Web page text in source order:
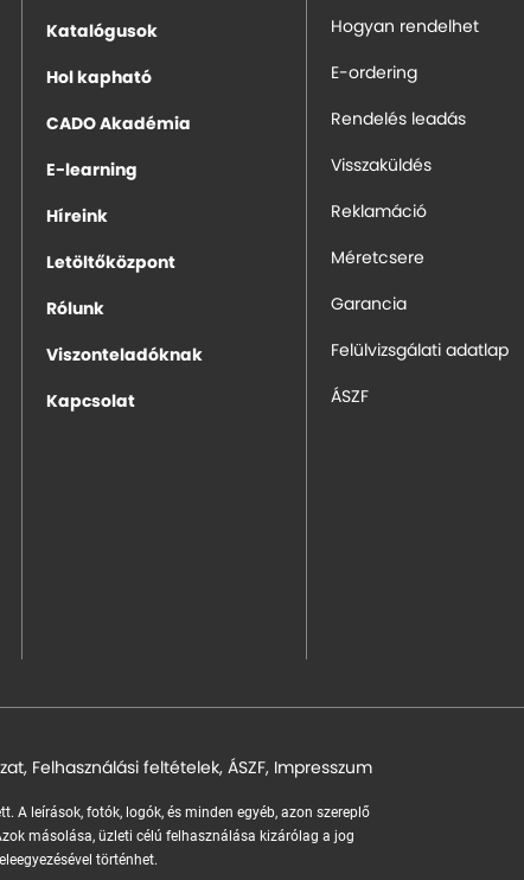
Katalógusok
Hol kapható
CADO Akadémia
E-learning
Híreink
Letöltőközpont
Rólunk
Viszonteladóknak
Kapcsolat
Hogyan rendelhet
E-ordering
Rendelés leadás
Visszaküldés
Reklamáció
Méretcsere
Garancia
Felülvizsgálati adatlap
ÁSZF
, Felhasználási feltételek, ÁSZF, Impresszum
A leírások, fotók, logók, és minden egyéb, azon szereplő
másolása, üzleti célú felhasználása kizárólag a jog
történhet.